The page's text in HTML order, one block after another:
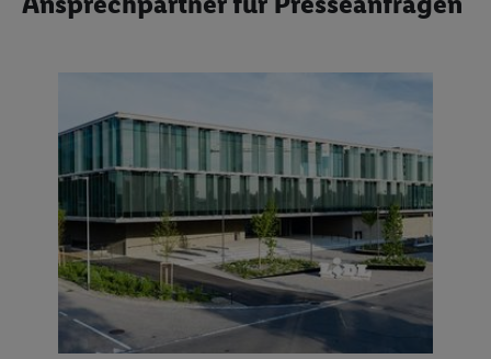
Compliance
Datenschutzerklärung Social Media
WhatsApp Datenschutz
Lidl-Gesamtarbeitsvertrag (GAV)
Serviceleistungen
Qualität
Eigenmarken
Frische Sortiment
Geschäftsleitung
Newsletter abonnieren
Filialen & Öffnungszeiten
Filialfinder
E-Tankstellen
Neueröffnungen
Werbeprospekte als PDF
Impressum